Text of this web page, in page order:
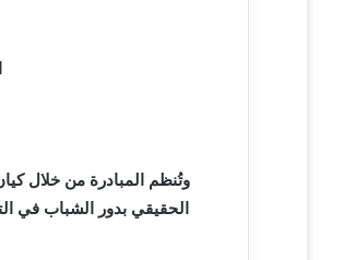
وتُنظم المبادرة من خلال
الحقيقي بدور الشباب في